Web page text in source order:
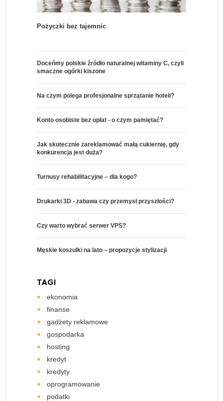
Pożyczki bez tajemnic
Doceńmy polskie źródło naturalnej witaminy C, czyli
smaczne ogórki kiszone
Na czym polega profesjonalne sprzątanie hoteli?
Konto osobiste bez opłat - o czym pamiętać?
Jak skutecznie zareklamować małą cukiernię, gdy
konkurencja jest duża?
Turnusy rehabilitacyjne – dla kogo?
Drukarki 3D - zabawa czy przemysł przyszłości?
Czy warto wybrać serwer VPS?
Męskie koszulki na lato – propozycje stylizacji
TAGI
ekonomia
finanse
gadżety reklamowe
gospodarka
hosting
kredyt
kredyty
oprogramowanie
podatki